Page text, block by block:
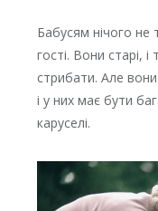
Бабусям нічого не
гості. Вони старі,
стрибати. Але
і у них має бути
каруселі.